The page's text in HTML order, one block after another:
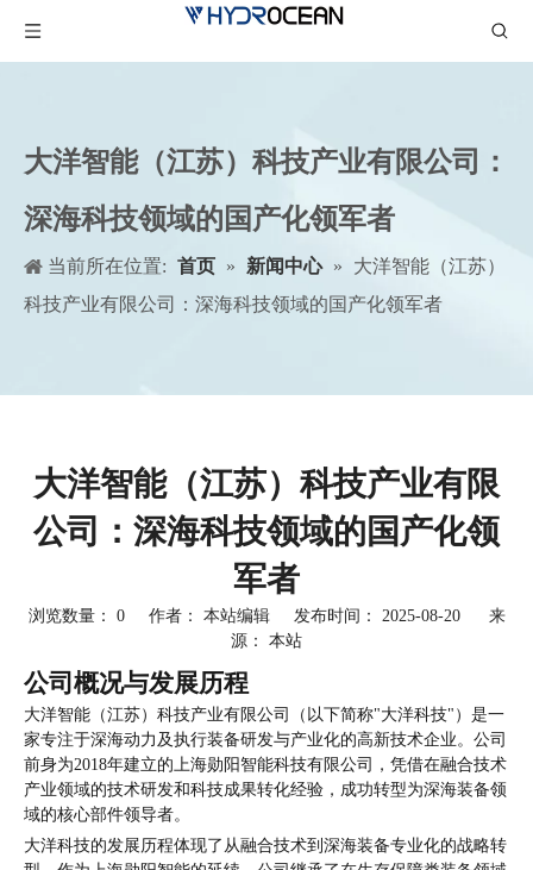
大洋智能（江苏）科技产业有限公司：
深海科技领域的国产化领军者
当前所在位置: 首页 » 新闻中心 »
大洋智能（江苏）
科技产业有限公司：深海科技领域的国产化领军者
大洋智能（江苏）科技产业有限
公司：深海科技领域的国产化领
军者
浏览数量： 0作者： 本站编辑 发布时间： 2025-08-20 来
源： 本站
["facebook","twitter","line","wechat","linkedin","pinterest"]
公司概况与发展历程
大洋智能（江苏）科技产业有限公司（以下简称"大洋科技"）是一
家专注于深海动力及执行装备研发与产业化的高新技术企业。公司
前身为2018年建立的上海勋阳智能科技有限公司，凭借在融合技术
产业领域的技术研发和科技成果转化经验，成功转型为深海装备领
域的核心部件领导者。
大洋科技的发展历程体现了从融合技术到深海装备专业化的战略转